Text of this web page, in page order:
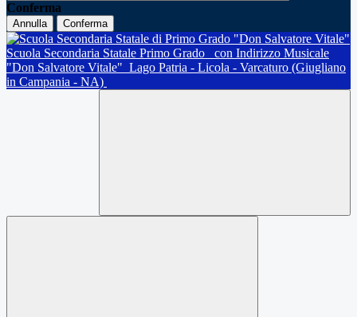
Conferma
Annulla Conferma
Scuola Secondaria Statale Primo Grado
con Indirizzo Musicale
"Don Salvatore Vitale" Lago Patria - Licola - Varcaturo (Giugliano
in Campania - NA)